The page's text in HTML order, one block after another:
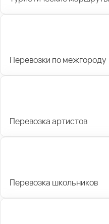
Перевозки по межгороду
Перевозка артистов
Перевозка школьников